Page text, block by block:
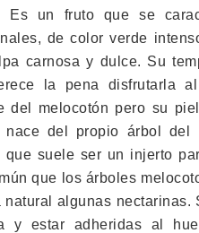
Es un fruto que se
de color verde
carnosa y dulce. Su
la pena disfrutarla
del melocotón pero su
nace del propio árbol del
que suele ser un injerto
que los árboles
natural algunas
y estar adheridas al